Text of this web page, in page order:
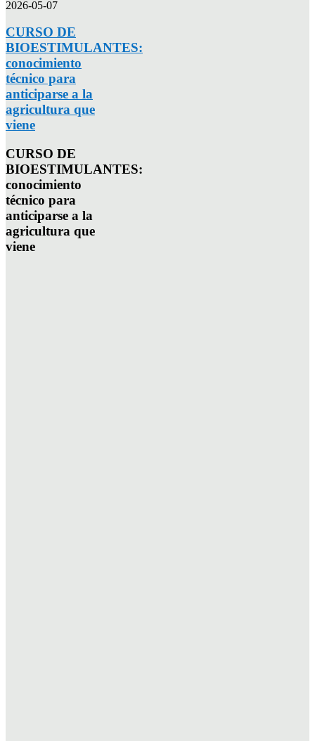
2026-05-07
CURSO DE
BIOESTIMULANTES:
conocimiento
técnico para
anticiparse a la
agricultura que
viene
CURSO DE
BIOESTIMULANTES:
conocimiento
técnico para
anticiparse a la
agricultura que
viene